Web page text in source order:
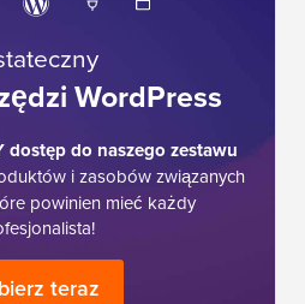
WordPress
dostęp do naszego zestawu
i zasobów związanych
powinien mieć każdy
teraz